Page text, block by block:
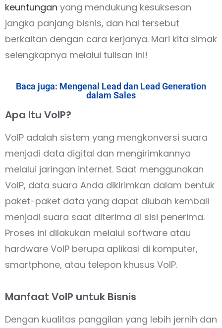
keuntungan yang mendukung kesuksesan
jangka panjang bisnis, dan hal tersebut
berkaitan dengan cara kerjanya. Mari kita simak
selengkapnya melalui tulisan ini!
Baca juga: Mengenal Lead dan Lead Generation
dalam Sales
Apa Itu VoIP?
VoIP adalah sistem yang mengkonversi suara
menjadi data digital dan mengirimkannya
melalui jaringan internet. Saat menggunakan
VoIP, data suara Anda dikirimkan dalam bentuk
paket-paket data yang dapat diubah kembali
menjadi suara saat diterima di sisi penerima.
Proses ini dilakukan melalui software atau
hardware VoIP berupa aplikasi di komputer,
smartphone, atau telepon khusus VoIP.
Manfaat VoIP untuk Bisnis
Dengan kualitas panggilan yang lebih jernih dan